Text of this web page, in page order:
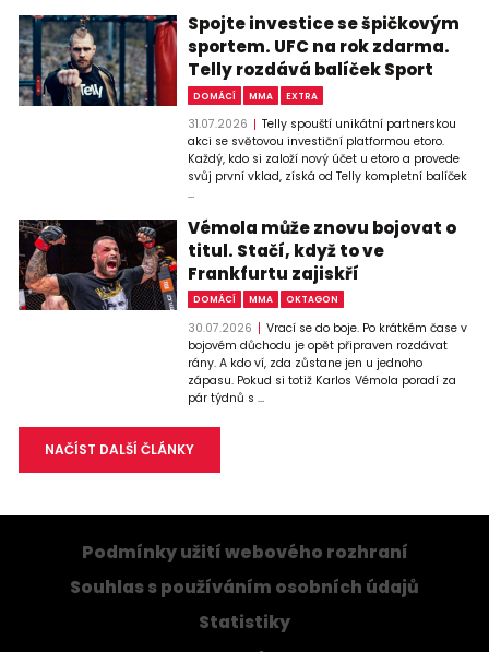
Spojte investice se špičkovým
sportem. UFC na rok zdarma.
Telly rozdává balíček Sport
DOMÁCÍ MMA EXTRA
31.07.2026
Telly spouští unikátní partnerskou
akci se světovou investiční platformou etoro.
Každý, kdo si založí nový účet u etoro a provede
svůj první vklad, získá od Telly kompletní balíček
...
Vémola může znovu bojovat o
titul. Stačí, když to ve
Frankfurtu zajiskří
DOMÁCÍ MMA OKTAGON
30.07.2026
Vrací se do boje. Po krátkém čase v
bojovém důchodu je opět připraven rozdávat
rány. A kdo ví, zda zůstane jen u jednoho
zápasu. Pokud si totiž Karlos Vémola poradí za
pár týdnů s ...
NAČÍST DALŠÍ ČLÁNKY
Podmínky užití webového rozhraní
Souhlas s používáním osobních údajů
Statistiky